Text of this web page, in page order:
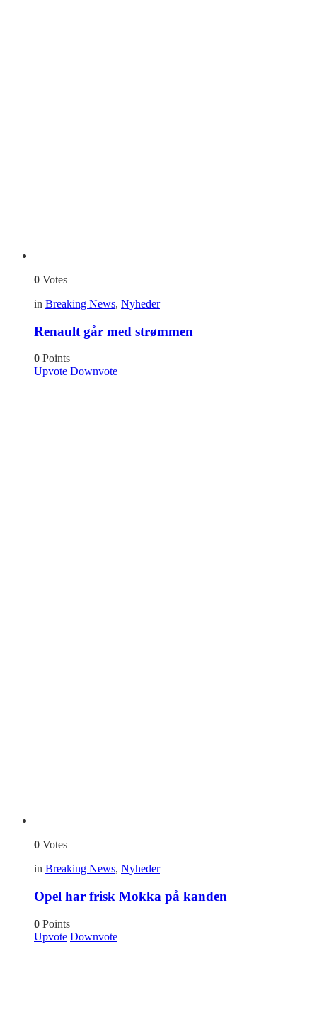
0 Votes
in Breaking News, Nyheder
Renault går med strømmen
0 Points
Upvote Downvote
0 Votes
in Breaking News, Nyheder
Opel har frisk Mokka på kanden
0 Points
Upvote Downvote